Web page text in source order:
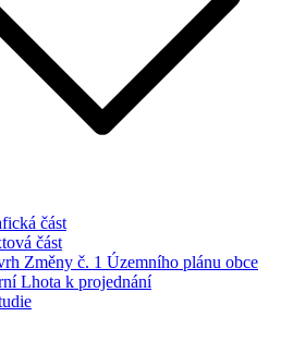
část
část
Změny č. 1 Územního plánu obce
Lhota k projednání